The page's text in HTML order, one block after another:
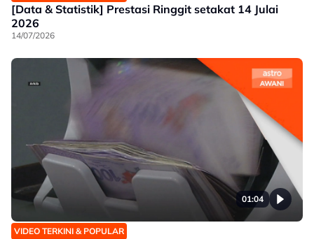
[Data & Statistik] Prestasi Ringgit setakat 14 Julai
2026
14/07/2026
01:04
VIDEO TERKINI & POPULAR